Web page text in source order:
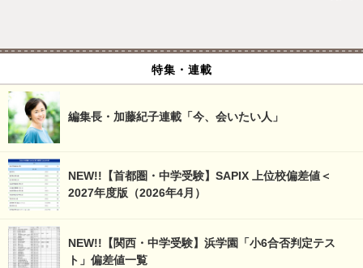
特集・連載
編集長・加藤紀子連載「今、会いたい人」
NEW!!【首都圏・中学受験】SAPIX 上位校偏差値＜
2027年度版（2026年4月）
NEW!!【関西・中学受験】浜学園「小6合否判定テス
ト」偏差値一覧